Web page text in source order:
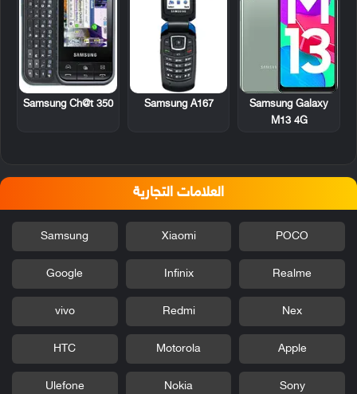
Samsung Galaxy
M13 4G
Samsung A167
Samsung Ch@t 350
العلامات التجارية
POCO
Xiaomi
Samsung
Realme
Infinix
Google
Nex
Redmi
vivo
Apple
Motorola
HTC
Sony
Nokia
Ulefone